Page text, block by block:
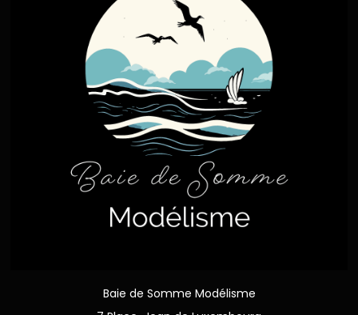
Baie de Somme Modélisme